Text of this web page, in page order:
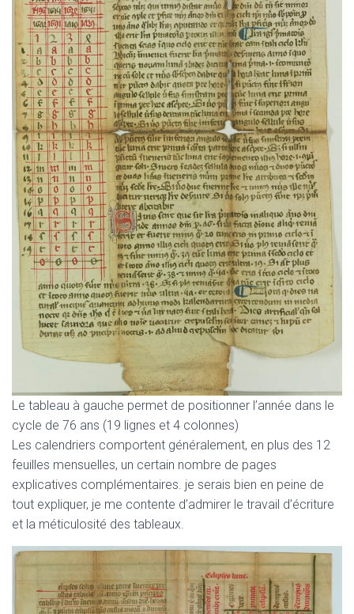
Le tableau à gauche permet de positionner l’année dans le
cycle de 76 ans (19 lignes et 4 colonnes)
Les calendriers comportent généralement, en plus des 12
feuilles mensuelles, un certain nombre de pages
explicatives complémentaires. je serais bien en peine de
tout expliquer, je me contente d’admirer le travail d’écriture
et la méticulosité des tableaux.